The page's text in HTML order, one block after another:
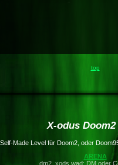
top
X-odus Doom2
Self-Made Level für Doom2, oder
ARENA
dm2_xods.wad: DM oder